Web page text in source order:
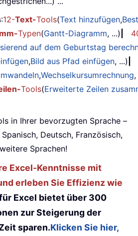
:12-Text-Tools(Text hinzufügen,
Typen(Gantt-Diagramm, ...)
auf dem Geburtstag
,Bild aus Pfad einfügen, ...)
,Wechselkursumrechnung
Tools(Erweiterte Zeilen
in Ihrer bevorzugten Sprache –
Deutsch, Französisch,
Sprachen!
Excel-Kenntnisse mit
erleben Sie Effizienz wie
Excel bietet über 300
zur Steigerung der
sparen.Klicken Sie hier,